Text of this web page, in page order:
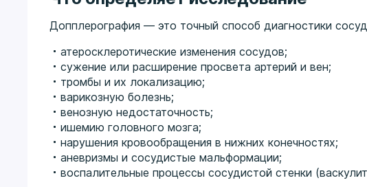
Допплерография — это точный способ диагностики
атеросклеротические изменения сосудов;
сужение или расширение просвета артерий и вен;
тромбы и их локализацию;
варикозную болезнь;
венозную недостаточность;
ишемию головного мозга;
нарушения кровообращения в нижних конечностях;
аневризмы и сосудистые мальформации;
воспалительные процессы сосудистой стенки